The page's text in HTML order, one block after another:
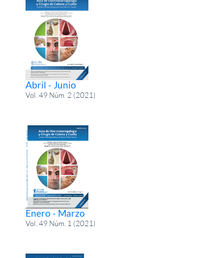
Abril - Junio
Vol. 49 Núm. 2 (2021)
Enero - Marzo
Vol. 49 Núm. 1 (2021)